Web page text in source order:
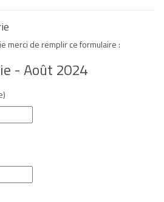
merci de remplir ce formulaire :
- Août 2024